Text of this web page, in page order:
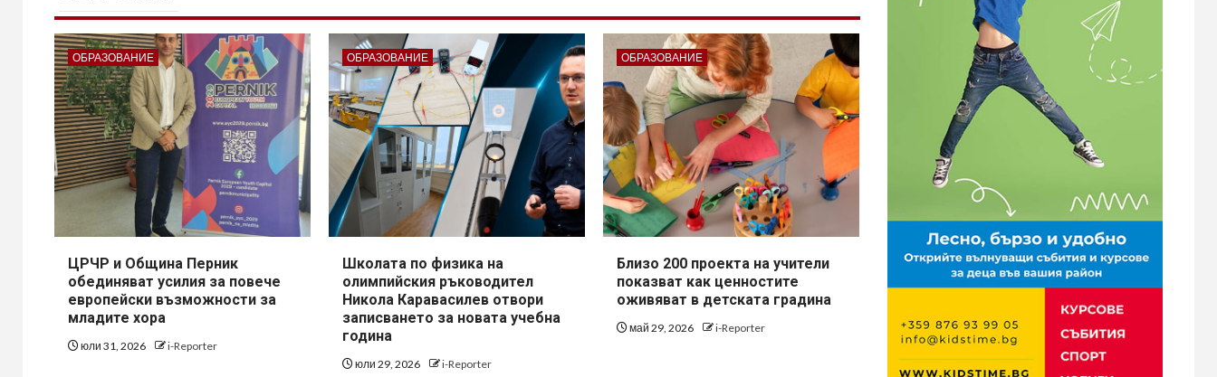
ОБРАЗОВАНИЕ
​ЦРЧР и Община Перник
обединяват усилия за повече
европейски възможности за
младите хора
юли 31, 2026 i-Reporter
ОБРАЗОВАНИЕ
Школата по физика на
олимпийския ръководител
Никола Каравасилев отвори
записването за новата учебна
година
юли 29, 2026 i-Reporter
ОБРАЗОВАНИЕ
Близо 200 проекта на учители
показват как ценностите
оживяват в детската градина
май 29, 2026 i-Reporter